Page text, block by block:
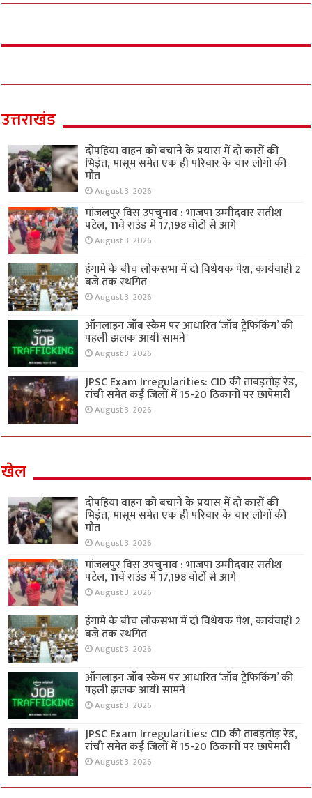
उत्तराखंड
दोपहिया वाहन को बचाने के प्रयास में दो कारों की
भिड़ंत, मासूम समेत एक ही परिवार के चार लोगों की
मौत
August 3, 2026
मांजलपुर विस उपचुनाव : भाजपा उम्मीदवार सतीश
पटेल, 11वें राउंड में 17,198 वोटों से आगे
August 3, 2026
हंगामे के बीच लोकसभा में दो विधेयक पेश, कार्यवाही 2
बजे तक स्थगित
August 3, 2026
ऑनलाइन जॉब स्कैम पर आधारित ‘जॉब ट्रैफिकिंग’ की
पहली झलक आयी सामने
August 3, 2026
JPSC Exam Irregularities: CID की ताबड़तोड़ रेड,
रांची समेत कई जिलों में 15-20 ठिकानों पर छापेमारी
August 3, 2026
खेल
दोपहिया वाहन को बचाने के प्रयास में दो कारों की
भिड़ंत, मासूम समेत एक ही परिवार के चार लोगों की
मौत
August 3, 2026
मांजलपुर विस उपचुनाव : भाजपा उम्मीदवार सतीश
पटेल, 11वें राउंड में 17,198 वोटों से आगे
August 3, 2026
हंगामे के बीच लोकसभा में दो विधेयक पेश, कार्यवाही 2
बजे तक स्थगित
August 3, 2026
ऑनलाइन जॉब स्कैम पर आधारित ‘जॉब ट्रैफिकिंग’ की
पहली झलक आयी सामने
August 3, 2026
JPSC Exam Irregularities: CID की ताबड़तोड़ रेड,
रांची समेत कई जिलों में 15-20 ठिकानों पर छापेमारी
August 3, 2026